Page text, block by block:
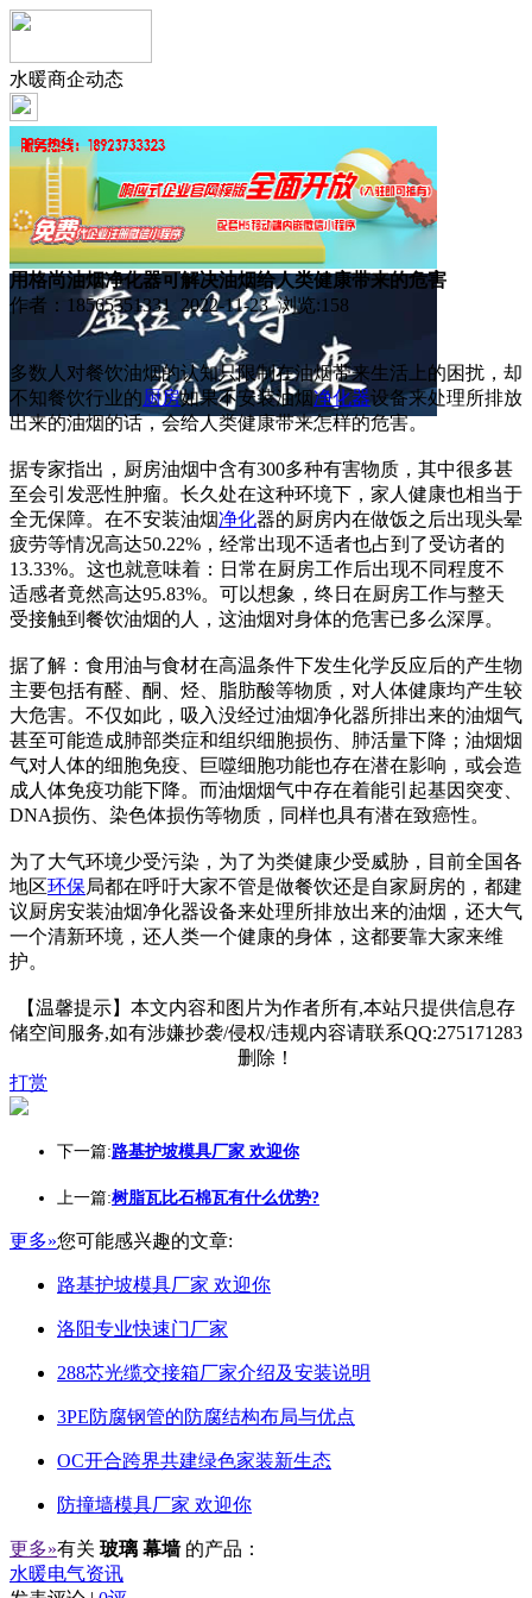
水暖商企动态
用格尚油烟净化器可解决油烟给人类健康带来的危害
作者：18565351331 2022-11-23 浏览:158
多数人对餐饮油烟的认知只限制在油烟带来生活上的困扰，却
不知餐饮行业的厨房如果不安装油烟净化器设备来处理所排放
出来的油烟的话，会给人类健康带来怎样的危害。
据专家指出，厨房油烟中含有300多种有害物质，其中很多甚
至会引发恶性肿瘤。长久处在这种环境下，家人健康也相当于
全无保障。在不安装油烟净化器的厨房内在做饭之后出现头晕
疲劳等情况高达50.22%，经常出现不适者也占到了受访者的
13.33%。这也就意味着：日常在厨房工作后出现不同程度不
适感者竟然高达95.83%。可以想象，终日在厨房工作与整天
受接触到餐饮油烟的人，这油烟对身体的危害已多么深厚。
据了解：食用油与食材在高温条件下发生化学反应后的产生物
主要包括有醛、酮、烃、脂肪酸等物质，对人体健康均产生较
大危害。不仅如此，吸入没经过油烟净化器所排出来的油烟气
甚至可能造成肺部类症和组织细胞损伤、肺活量下降；油烟烟
气对人体的细胞免疫、巨噬细胞功能也存在潜在影响，或会造
成人体免疫功能下降。而油烟烟气中存在着能引起基因突变、
DNA损伤、染色体损伤等物质，同样也具有潜在致癌性。
为了大气环境少受污染，为了为类健康少受威胁，目前全国各
地区环保局都在呼吁大家不管是做餐饮还是自家厨房的，都建
议厨房安装油烟净化器设备来处理所排放出来的油烟，还大气
一个清新环境，还人类一个健康的身体，这都要靠大家来维
护。
【温馨提示】本文内容和图片为作者所有,本站只提供信息存
储空间服务,如有涉嫌抄袭/侵权/违规内容请联系QQ:275171283
删除！
打赏
下一篇:路基护坡模具厂家 欢迎你
上一篇:树脂瓦比石棉瓦有什么优势?
更多»您可能感兴趣的文章:
路基护坡模具厂家 欢迎你
洛阳专业快速门厂家
288芯光缆交接箱厂家介绍及安装说明
3PE防腐钢管的防腐结构布局与优点
OC开合跨界共建绿色家装新生态
防撞墙模具厂家 欢迎你
更多»有关 玻璃 幕墙 的产品：
水暖电气资讯